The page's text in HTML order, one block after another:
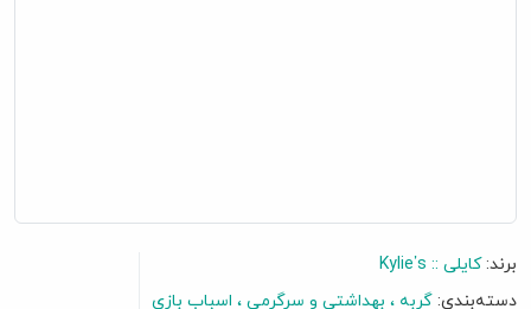
برند:کایلی :: Kylie’s
دسته‌بندی: گربه بهداشتی و سرگرمی
اسباب بازی